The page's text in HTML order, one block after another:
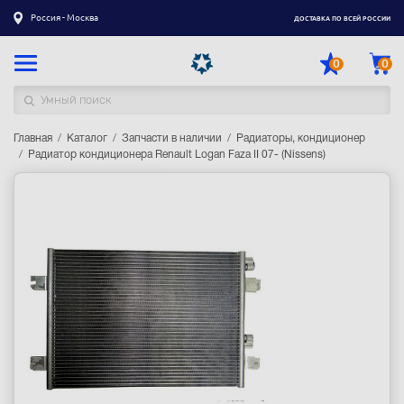
Россия - Москва ДОСТАВКА ПО ВСЕЙ РОССИИ
0 0
Каталог товаров
Гарантия
Контакты
Акции
Главная Каталог Запчасти в наличии
Радиаторы, кондиционер
Радиатор кондиционера Renault Logan Faza II 07- (Nissens)